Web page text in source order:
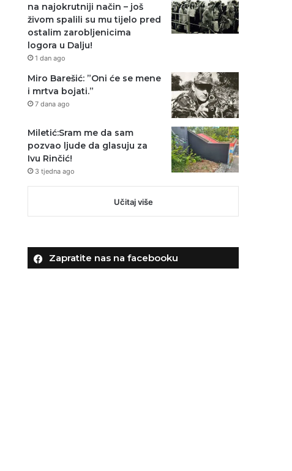
na najokrutniji način – još
živom spalili su mu tijelo pred
ostalim zarobljenicima
logora u Dalju!
1 dan ago
Miro Barešić: ”Oni će se mene
i mrtva bojati.”
7 dana ago
Miletić:Sram me da sam
pozvao ljude da glasuju za
Ivu Rinčić!
3 tjedna ago
Učitaj više
Zapratite nas na facebooku